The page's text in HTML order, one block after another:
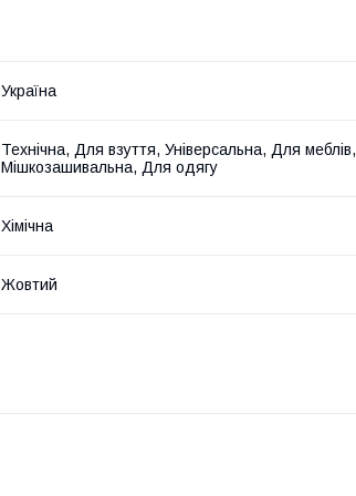
Україна
Технічна, Для взуття, Універсальна, Для меблів,
Мішкозашивальна, Для одягу
Хімічна
Жовтий